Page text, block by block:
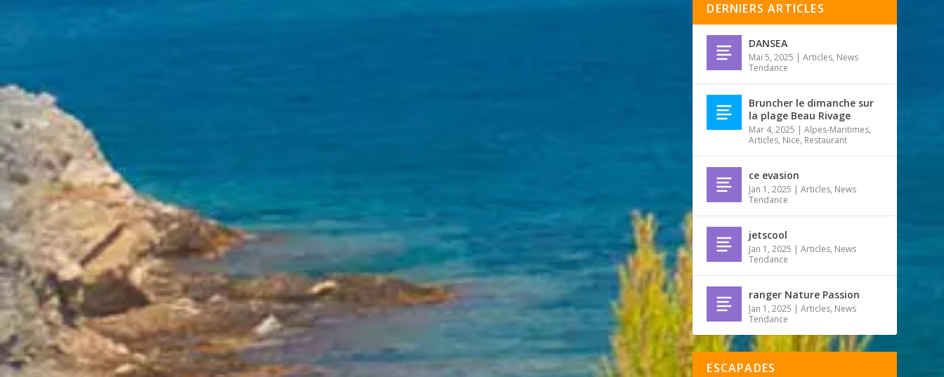
DERNIERS ARTICLES
DANSEA
Mai 5, 2025 |Articles, News
Tendance
Bruncher le dimanche sur
la plage Beau Rivage
Mar 4, 2025 |Alpes-Maritimes,
Articles, Nice, Restaurant
ce evasion
Jan 1, 2025 |Articles, News
Tendance
jetscool
Jan 1, 2025 |Articles, News
Tendance
ranger Nature Passion
Jan 1, 2025 |Articles, News
Tendance
ESCAPADES